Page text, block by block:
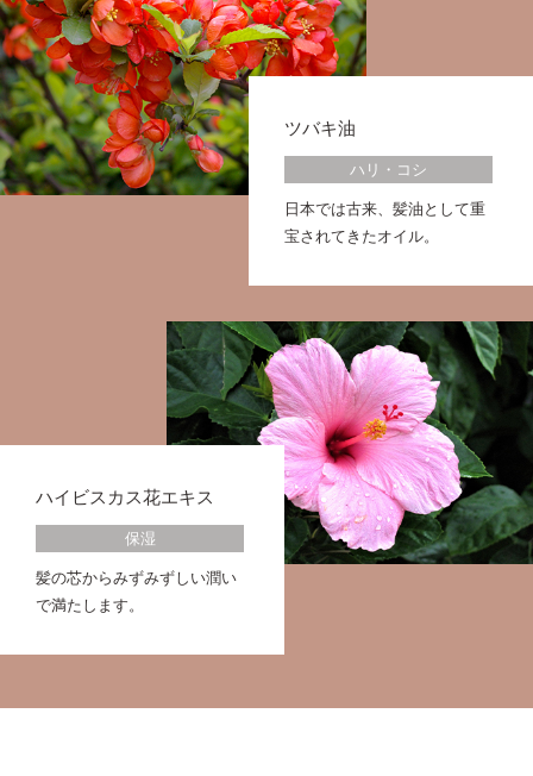
ツバキ油
ハリ・コシ
日本では古来、髪油として重
宝されてきたオイル。
ハイビスカス花エキス
保湿
髪の芯からみずみずしい潤い
で満たします。